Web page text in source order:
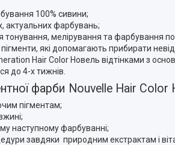
100% сивини;
актуальних фарбувань;
тонування, мелірування та фарбування
які допомагають прибирати
Hair Color Новель відтінками з
до 4-х тижнів.
фарби Nouvelle Hair
пігментам;
наступному фарбуванні;
завдяки природним екстрактам і